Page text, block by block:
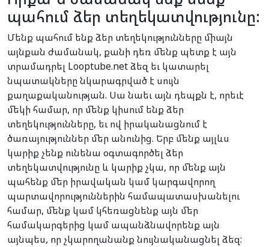
պահում ձեր տեղեկատվությունը:
Մենք պահում ենք ձեր տեղեկությունները միայն
այնքան ժամանակ, քանի դեռ մենք պետք է այն
տրամադրել Looptube.net ձեզ եւ կատարել
նպատակները նկարագրված է սույն
քաղաքականության. Սա նաեւ այն դեպքն է, որեւէ
մեկի համար, որ մենք կիսում ենք ձեր
տեղեկությունները, եւ ով իրականացնում է
ծառայություններ մեր անունից. Երբ մենք այլևս
կարիք չենք ունենա օգտագործել ձեր
տեղեկատվությունը և կարիք չկա, որ մենք այն
պահենք մեր իրավական կամ կարգավորող
պարտավորություններին համապատասխանելու
համար, մենք կամ կհեռացնենք այն մեր
համակարգերից կամ ապանձնավորենք այն
այնպես, որ չկարողանանք նույնականացնել ձեզ: